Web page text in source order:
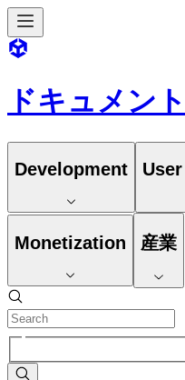
ドキュメント
Development
Monetization 産業